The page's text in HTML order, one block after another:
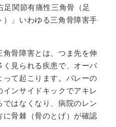
足関節有痛性三角骨（足
」いわゆる三角骨障害手
骨障害とは、つま先を伸
く見られる疾患で、オーバ
て起こります。バレーの
ンサイドキックでアキレ
はなくなり、病院のレン
に骨棘（骨のとげ）が確認